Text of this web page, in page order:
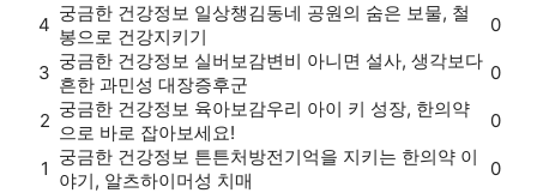
4
궁금한 건강정보 일상챙김동네 공원의 숨은 보물, 철
봉으로 건강지키기
0
3
궁금한 건강정보 실버보감변비 아니면 설사, 생각보다
흔한 과민성 대장증후군
0
2
궁금한 건강정보 육아보감우리 아이 키 성장, 한의약
으로 바로 잡아보세요!
0
1
궁금한 건강정보 튼튼처방전기억을 지키는 한의약 이
야기, 알츠하이머성 치매
0